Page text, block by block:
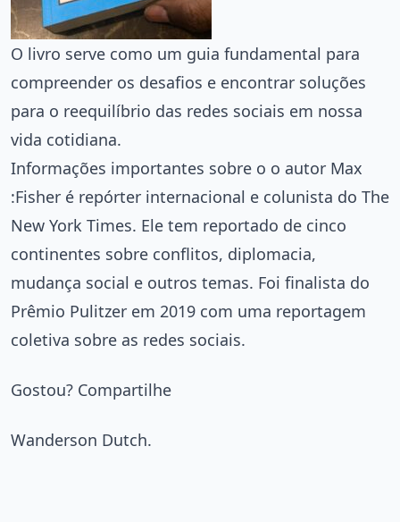
O livro serve como um guia fundamental para
compreender os desafios e encontrar soluções
para o reequilíbrio das redes sociais em nossa
vida cotidiana.
Informações importantes sobre o o autor Max
:Fisher é repórter internacional e colunista do The
New York Times. Ele tem reportado de cinco
continentes sobre conflitos, diplomacia,
mudança social e outros temas. Foi finalista do
Prêmio Pulitzer em 2019 com uma reportagem
coletiva sobre as redes sociais.
Gostou? Compartilhe
Wanderson Dutch.